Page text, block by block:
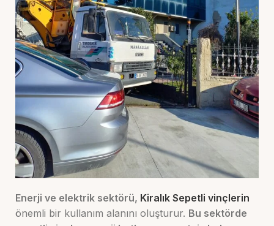
Enerji ve elektrik sektörü, Kiralık Sepetli vinçlerin
önemli bir kullanım alanını oluşturur. Bu sektörde